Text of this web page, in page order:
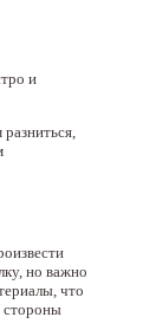
и
но важно
что
стороны